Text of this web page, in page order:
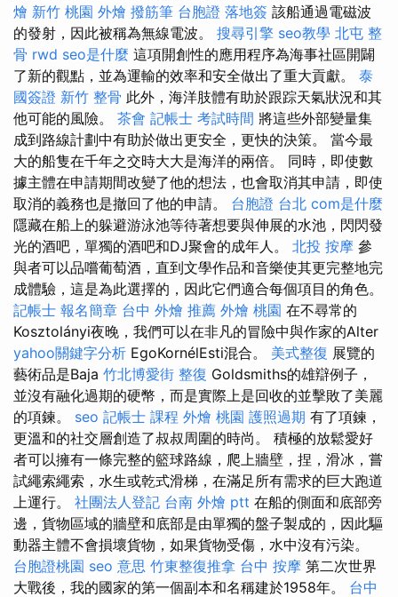
燴 新竹 桃園 外燴 撥筋筆 台胞證 落地簽 該船通過電磁波
的發射，因此被稱為無線電波。 搜尋引擎 seo教學 北屯 整
骨 rwd seo是什麼 這項開創性的應用程序為海事社區開闢
了新的觀點，並為運輸的效率和安全做出了重大貢獻。 泰
國簽證 新竹 整骨 此外，海洋肢體有助於跟踪天氣狀況和其
他可能的風險。 茶會 記帳士 考試時間 將這些外部變量集
成到路線計劃中有助於做出更安全，更快的決策。 當今最
大的船隻在千年之交時大大是海洋的兩倍。 同時，即使數
據主體在申請期間改變了他的想法，也會取消其申請，即使
取消的義務也是撤回了他的申請。 台胞證 台北 com是什麼
隱藏在船上的躲避游泳池等待著想要與伸展的水池，閃閃發
光的酒吧，單獨的酒吧和DJ聚會的成年人。 北投 按摩 參
與者可以品嚐葡萄酒，直到文學作品和音樂使其更完整地完
成體驗，這是為此選擇的，因此它們適合每個項目的角色。
記帳士 報名簡章 台中 外燴 推薦 外燴 桃園 在不尋常的
Kosztolányi夜晚，我們可以在非凡的冒險中與作家的Alter
yahoo關鍵字分析 EgoKornélEsti混合。 美式整復 展覽的
藝術品是Baja 竹北博愛街 整復 Goldsmiths的雄辯例子，
並沒有融化過期的硬幣，而是實際上是回收的並擊敗了美麗
的項鍊。 seo 記帳士 課程 外燴 桃園 護照過期 有了項鍊，
更溫和的社交層創造了叔叔周圍的時尚。 積極的放鬆愛好
者可以擁有一條完整的籃球路線，爬上牆壁，捏，滑冰，嘗
試繩索繩索，水生或乾式滑梯，在滿足所有需求的巨大跑道
上運行。 社團法人登記 台南 外燴 ptt 在船的側面和底部旁
邊，貨物區域的牆壁和底部是由單獨的盤子製成的，因此驅
動器主體不會損壞貨物，如果貨物受傷，水中沒有污染。
台胞證桃園 seo 意思 竹東整復推拿 台中 按摩 第二次世界
大戰後，我的國家的第一個副本和名稱建於1958年。 台中